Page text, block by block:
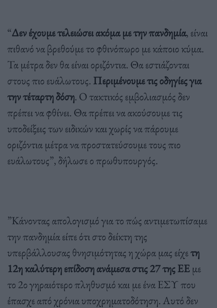
“Δεν έχουμε τελειώσει ακόμα με την πανδημία, είναι
πιθανό να βρεθούμε το φθινόπωρο με κάποιο κύμα.
Τα μέτρα δεν θα είναι οριζόντια. Θα εστιάζονται
στους πιο ευάλωτους. Περιμένουμε τις οδηγίες για
την τέταρτη δόση. Ο τακτικός εμβολιασμός δεν
πρέπει να φθίνει. Θα πρέπει να ακούσουμε τις
υποδείξεις των ειδικών και χωρίς να πάρουμε
οριζόντια μέτρα να προστατεύσουμε τους πιο
ευάλωτους”, δήλωσε ο πρωθυπουργός.
”Κάνοντας απολογισμό για το πώς αντιμετωπίσαμε
την πανδημία είπε ότι στο δείκτη της
υπερβάλλουσας θνησιμότητας η χώρα μας είχετη
12η καλύτερη επίδοση ανάμεσα στις 27 της ΕΕ με
το 2ο γηραιότερο πληθυσμό και με ένα ΕΣΥ που
έπασχε από χρόνια υποχρηματοδότηση. Αυτό δεν